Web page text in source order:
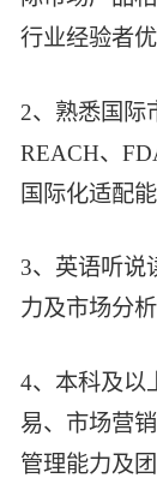
行业经验者优
2、熟悉国际
REACH、
国际化适配能
3、英语听说
力及市场分
4、本科及以
易、市场营
管理能力及